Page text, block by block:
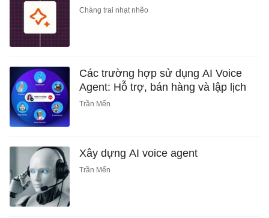
Chàng trai nhạt nhẽo
Các trường hợp sử dụng AI Voice
Agent: Hỗ trợ, bán hàng và lập lịch
Trần Mến
Xây dựng AI voice agent
Trần Mến